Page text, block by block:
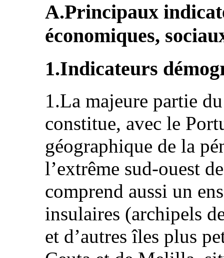
A.Principaux
économiques,
1.Indicateurs
1.La majeure partie
constitue, avec le
géographique de la
l’extrême sud-ouest
comprend aussi un
insulaires (archipels
et d’autres îles plus